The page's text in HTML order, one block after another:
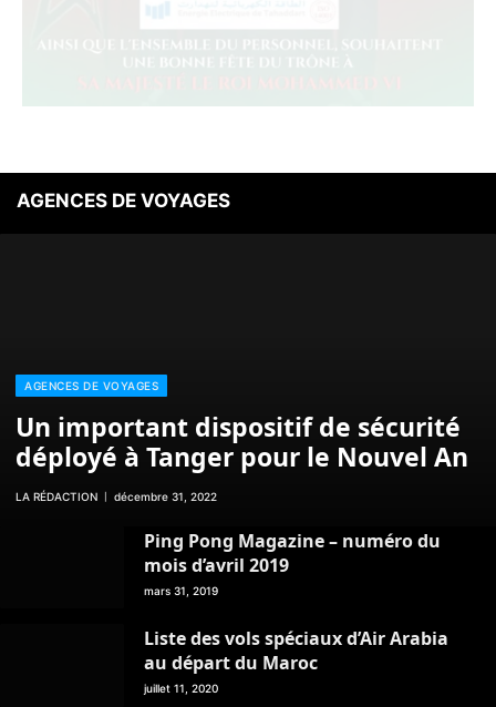
AGENCES DE VOYAGES
AGENCES DE VOYAGES
Un important dispositif de sécurité
déployé à Tanger pour le Nouvel An
LA RÉDACTION décembre 31, 2022
Ping Pong Magazine – numéro du
mois d’avril 2019
mars 31, 2019
Liste des vols spéciaux d’Air Arabia
au départ du Maroc
juillet 11, 2020